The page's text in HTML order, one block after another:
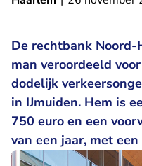
De rechtbank
man veroordeeld
dodelijk
in IJmuiden. Hem is
750 euro en een
van een jaar, met